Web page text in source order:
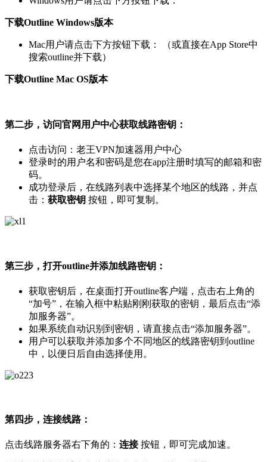
下载Outline Windows版本
Mac用户请点击下方按钮下载： （或直接在App Store中
搜索outline并下载）
下载Outline Mac OS版本
第二步，访问官网用户中心获取线路密钥：
点击访问：老王VPN加速器用户中心
登录时的用户名和密码是您在app注册时填写的邮箱和密
码。
成功登录后，在线路列表中选择某个地区的线路，并点
击： 获取密钥 按钮，即可复制。
第三步，打开outline并添加线路密钥：
获取密钥后，在桌面打开outline客户端，点击右上角的
“加号”，在输入框中粘贴刚刚获取的密钥，最后点击“添
加服务器”。
如果系统自动识别到密钥，请直接点击“添加服务器”。
用户可以获取并添加多个不同地区的线路密钥到outline
中，以便日后自由选择使用。
第四步，连接线路：
点击线路服务器右下角的： 连接按钮，即可完成加速。